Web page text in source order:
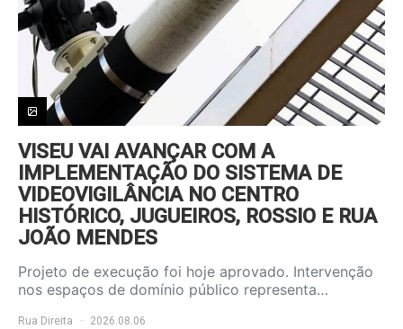
VISEU VAI AVANÇAR COM A
IMPLEMENTAÇÃO DO SISTEMA DE
VIDEOVIGILÂNCIA NO CENTRO
HISTÓRICO, JUGUEIROS, ROSSIO E RUA
JOÃO MENDES
Projeto de execução foi hoje aprovado. Intervenção
nos espaços de domínio público representa…
Rua Direita 2026.08.06